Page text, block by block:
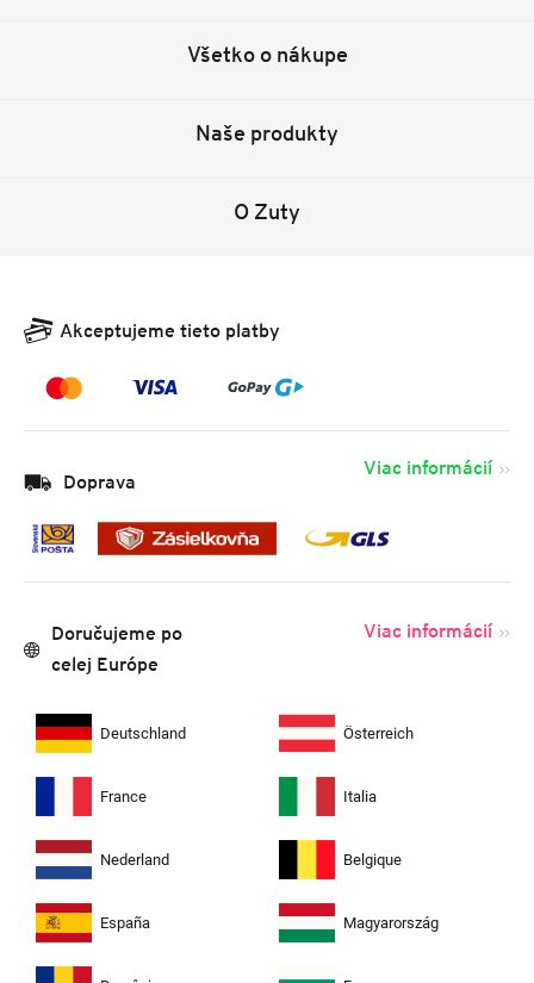
Všetko o nákupe
Naše produkty
O Zuty
Akceptujeme tieto platby
Doprava
Viac informácií
Doručujeme po
celej Európe
Viac informácií
Deutschland Österreich
France Italia
Nederland Belgique
España Magyarország